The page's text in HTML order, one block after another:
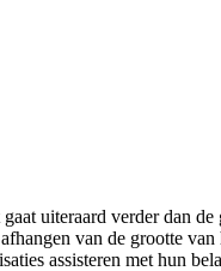
uiteraard verder dan
van de grootte
assisteren met hun